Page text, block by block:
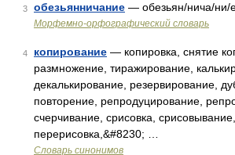
3 обезьянничание — обезьян/нича/ни/
Морфемно-орфографический словарь
4 копирование — копировка, снятие
размножение, тиражирование,
декалькирование, резервирование,
повторение, репродуцирование,
счерчивание, срисовка, срисовывание,
перерисовка,&#8230; …
Словарь синонимов